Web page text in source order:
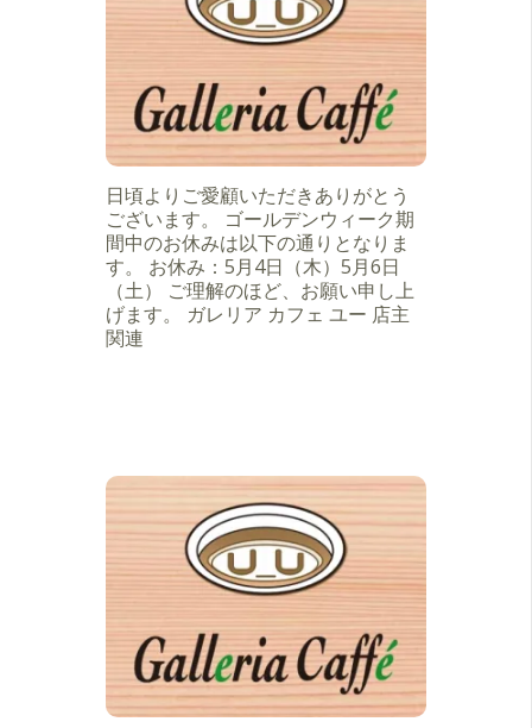
日頃よりご愛顧いただきありがとう
ございます。 ゴールデンウィーク期
間中のお休みは以下の通りとなりま
す。 お休み：5月4日（木）5月6日
（土） ご理解のほど、お願い申し上
げます。 ガレリア カフェ ユー 店主
関連